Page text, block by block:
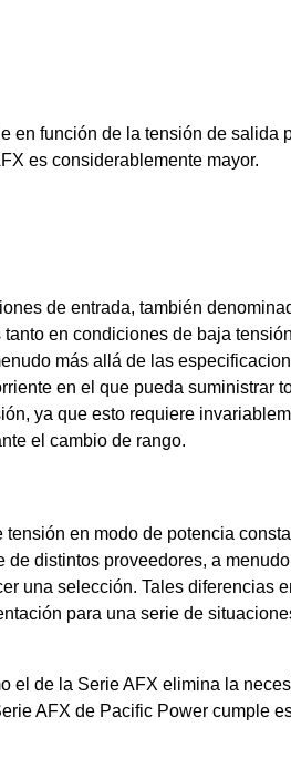
en función de la tensión de salida
es considerablemente mayor.
de entrada, también
en condiciones de baja
más allá de las
en el que pueda suministrar
ya que esto requiere
el cambio de rango.
en modo de potencia
distintos proveedores, a
una selección. Tales diferencias
para una serie de
el de la Serie AFX elimina la
AFX de Pacific Power cumple